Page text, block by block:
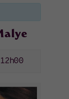
12h00